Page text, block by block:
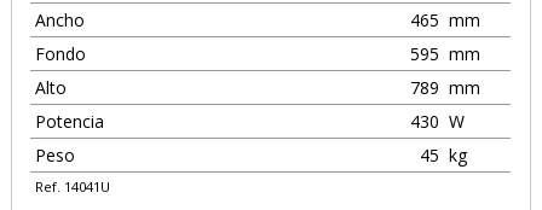
Ancho
465 mm
Fondo
595 mm
Alto
789 mm
Potencia
430 W
Peso
45 kg
Ref. 14041U